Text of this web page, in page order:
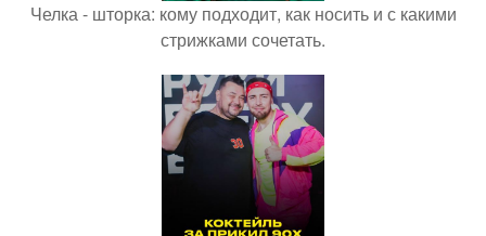
Челка - шторка: кому подходит, как носить и с какими
стрижками сочетать.